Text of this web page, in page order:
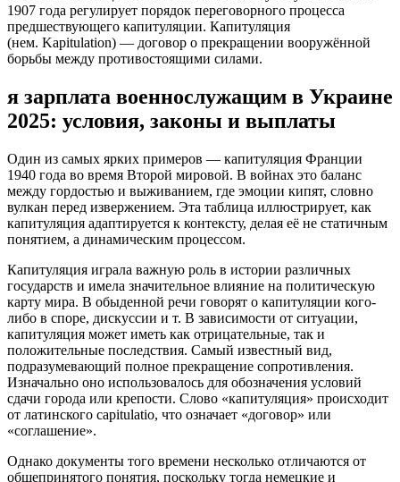
1907 года регулирует порядок переговорного процесса
предшествующего капитуляции. Капитуляция
(нем. Kapitulation) — договор о прекращении вооружённой
борьбы между противостоящими силами.
я зарплата военнослужащим в Украине
2025: условия, законы и выплаты
Один из самых ярких примеров — капитуляция Франции
1940 года во время Второй мировой. В войнах это баланс
между гордостью и выживанием, где эмоции кипят, словно
вулкан перед извержением. Эта таблица иллюстрирует, как
капитуляция адаптируется к контексту, делая её не статичным
понятием, а динамическим процессом.
Капитуляция играла важную роль в истории различных
государств и имела значительное влияние на политическую
карту мира. В обыденной речи говорят о капитуляции кого-
либо в споре, дискуссии и т. В зависимости от ситуации,
капитуляция может иметь как отрицательные, так и
положительные последствия. Самый известный вид,
подразумевающий полное прекращение сопротивления.
Изначально оно использовалось для обозначения условий
сдачи города или крепости. Слово «капитуляция» происходит
от латинского capitulatio, что означает «договор» или
«соглашение».
Однако документы того времени несколько отличаются от
общепринятого понятия, поскольку тогда немецкие и